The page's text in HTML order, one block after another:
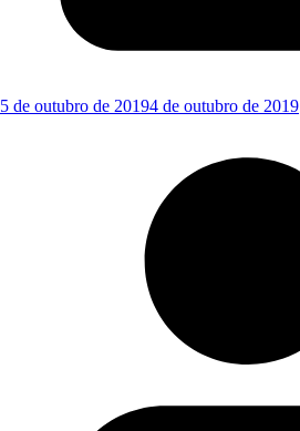
5 de outubro de 20194 de outubro de 2019